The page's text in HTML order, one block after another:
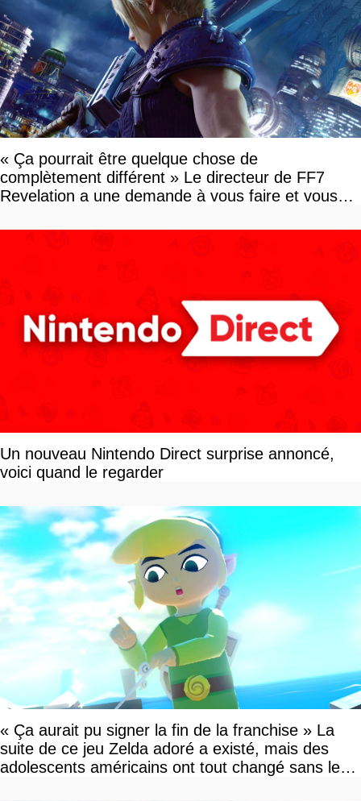
« Ça pourrait être quelque chose de
complètement différent » Le directeur de FF7
Revelation a une demande à vous faire et vous
Un nouveau Nintendo Direct surprise annoncé,
voici quand le regarder
« Ça aurait pu signer la fin de la franchise » La
suite de ce jeu Zelda adoré a existé, mais des
adolescents américains ont tout changé sans le